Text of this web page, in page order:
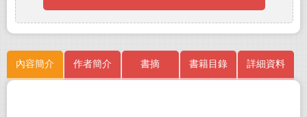
內容簡介 作者簡介 書摘 書籍目錄 詳細資料